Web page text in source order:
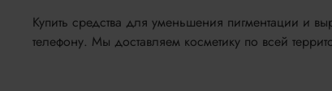
Купить средства для уменьшения пигментации и
телефону. Мы доставляем косметику по всей